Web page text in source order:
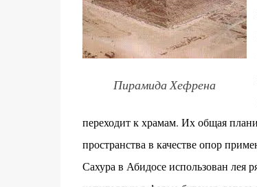
Пирамида Хефрена
переходит к храмам. Их общая
пространства в качестве опор
Сахура в Абидосе использован лея